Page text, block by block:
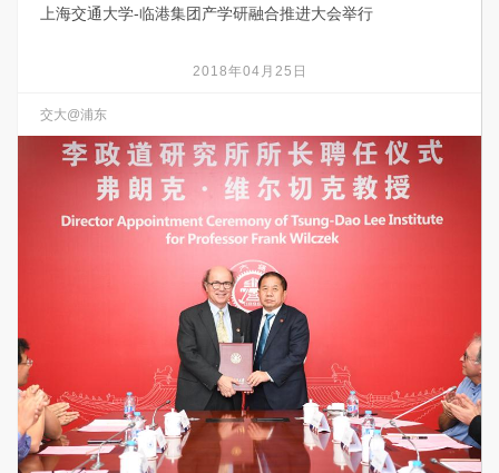
上海交通大学-临港集团产学研融合推进大会举行
2018年04月25日
交大@浦东